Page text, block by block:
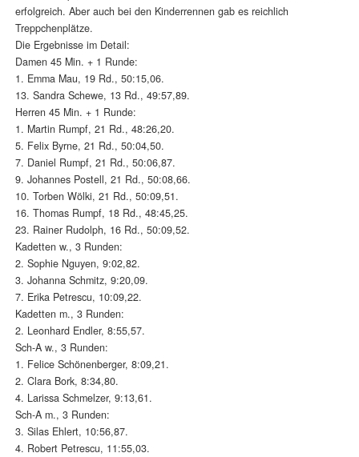
erfolgreich. Aber auch bei den Kinderrennen gab es reichlich
Treppchenplätze.
Die Ergebnisse im Detail:
Damen 45 Min. + 1 Runde:
1. Emma Mau, 19 Rd., 50:15,06.
13. Sandra Schewe, 13 Rd., 49:57,89.
Herren 45 Min. + 1 Runde:
1. Martin Rumpf, 21 Rd., 48:26,20.
5. Felix Byrne, 21 Rd., 50:04,50.
7. Daniel Rumpf, 21 Rd., 50:06,87.
9. Johannes Postell, 21 Rd., 50:08,66.
10. Torben Wölki, 21 Rd., 50:09,51.
16. Thomas Rumpf, 18 Rd., 48:45,25.
23. Rainer Rudolph, 16 Rd., 50:09,52.
Kadetten w., 3 Runden:
2. Sophie Nguyen, 9:02,82.
3. Johanna Schmitz, 9:20,09.
7. Erika Petrescu, 10:09,22.
Kadetten m., 3 Runden:
2. Leonhard Endler, 8:55,57.
Sch-A w., 3 Runden:
1. Felice Schönenberger, 8:09,21.
2. Clara Bork, 8:34,80.
4. Larissa Schmelzer, 9:13,61.
Sch-A m., 3 Runden:
3. Silas Ehlert, 10:56,87.
4. Robert Petrescu, 11:55,03.